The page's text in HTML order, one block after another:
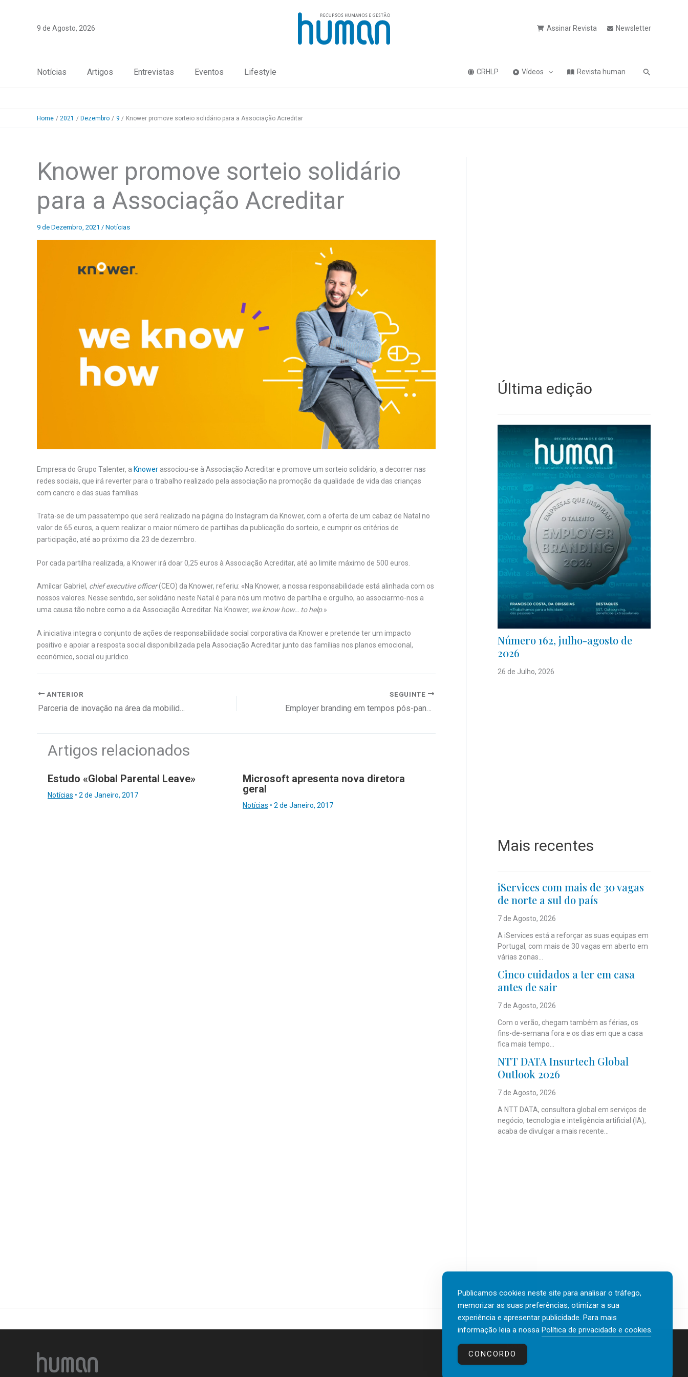
9 de Agosto, 2026 Assinar Revista Newsletter
Notícias Artigos Entrevistas Eventos Lifestyle CRHLP Vídeos Revista human Pesquisa
Home 2021 Dezembro 9 Knower promove sorteio solidário para a Associação Acreditar
Knower promove sorteio solidário
para a Associação Acreditar
9 de Dezembro, 2021 / Notícias
Empresa do Grupo Talenter, a Knower associou-se à Associação Acreditar e promove um sorteio solidário, a decorrer nas
redes sociais, que irá reverter para o trabalho realizado pela associação na promoção da qualidade de vida das crianças
com cancro e das suas famílias.
Trata-se de um passatempo que será realizado na página do Instagram da Knower, com a oferta de um cabaz de Natal no
valor de 65 euros, a quem realizar o maior número de partilhas da publicação do sorteio, e cumprir os critérios de
participação, até ao próximo dia 23 de dezembro.
Por cada partilha realizada, a Knower irá doar 0,25 euros à Associação Acreditar, até ao limite máximo de 500 euros.
Amílcar Gabriel, chief executive officer(CEO) da Knower, referiu: «Na Knower, a nossa responsabilidade está alinhada com os
nossos valores. Nesse sentido, ser solidário neste Natal é para nós um motivo de partilha e orgulho, ao associarmo-nos a
uma causa tão nobre como a da Associação Acreditar. Na Knower, we know how… to help.»
A iniciativa integra o conjunto de ações de responsabilidade social corporativa da Knower e pretende ter um impacto
positivo e apoiar a resposta social disponibilizada pela Associação Acreditar junto das famílias nos planos emocional,
económico, social ou jurídico.
ANTERIOR
Parceria de inovação na área da mobilidade inteligente
SEGUINTE
Employer branding em tempos pós-pandemia
Artigos relacionados
Estudo «Global Parental Leave»
Notícias • 2 de Janeiro, 2017
Microsoft apresenta nova diretora
geral
Notícias • 2 de Janeiro, 2017
Última edição
Número 162, julho-agosto de
2026
26 de Julho, 2026
Mais recentes
iServices com mais de 30 vagas
de norte a sul do país
7 de Agosto, 2026
A iServices está a reforçar as suas equipas em
Portugal, com mais de 30 vagas em aberto em
várias zonas...
Cinco cuidados a ter em casa
antes de sair
7 de Agosto, 2026
Com o verão, chegam também as férias, os
fins-de-semana fora e os dias em que a casa
fica mais tempo...
NTT DATA Insurtech Global
Outlook 2026
7 de Agosto, 2026
A NTT DATA, consultora global em serviços de
negócio, tecnologia e inteligência artificial (IA),
acaba de divulgar a mais recente...
Contactos
Publicamos cookies neste site para analisar o tráfego,
memorizar as suas preferências, otimizar a sua
experiência e apresentar publicidade. Para mais
informação leia a nossa Política de privacidade e cookies.
CONCORDO